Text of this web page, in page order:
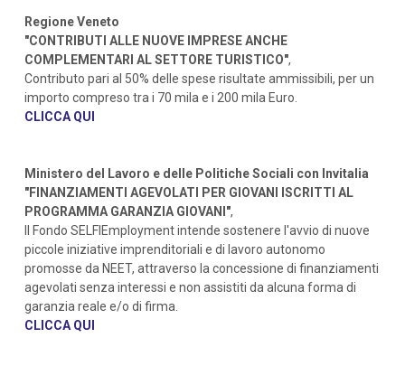
Regione Veneto
"CONTRIBUTI ALLE NUOVE IMPRESE ANCHE
COMPLEMENTARI AL SETTORE TURISTICO",
Contributo pari al 50% delle spese risultate ammissibili, per un
importo compreso tra i 70 mila e i 200 mila Euro.
CLICCA QUI
Ministero del Lavoro e delle Politiche Sociali con Invitalia
"FINANZIAMENTI AGEVOLATI PER GIOVANI ISCRITTI AL
PROGRAMMA GARANZIA GIOVANI",
Il Fondo SELFIEmployment intende sostenere l'avvio di nuove
piccole iniziative imprenditoriali e di lavoro autonomo
promosse da NEET, attraverso la concessione di finanziamenti
agevolati senza interessi e non assistiti da alcuna forma di
garanzia reale e/o di firma.
CLICCA QUI